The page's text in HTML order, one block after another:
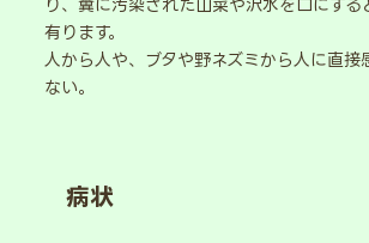
有ります。
人から人や、ブタや野ネズミから人に直接
ない。
病状